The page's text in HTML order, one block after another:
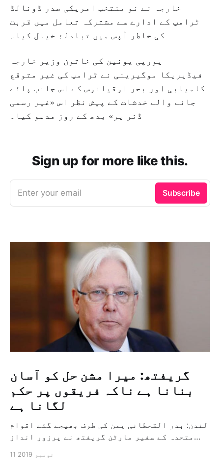
خارجہ نے نو منتخب امریکی صدر ڈونالڈ
ٹرامپ کے ادارے سے مشترکہ تعامل میں قربت
کی خاطر آپس میں تبادلۂ خیال کیا۔
یورپی یونین کی خاتون وزیر خارجہ
فیڈیریکا موگیرینی نے ٹرامپ کی غیر متوقع
کامیابی اور بحر اوقیانوس کے اس جانب پائے
جانے والے خدشات کے پیش نظر اس «غیر رسمی
ڈنر پر» بدھ کے روز مدعو کیا۔
Sign up for more like this.
Enter your email Subscribe
گریفتھ: میرا مشن حل کو آسان
بنانا ہے ناکہ فریقوں پر حکم
لگانا ہے
لندن: بدر القحطانی یمن کی طرف بھیجے گئے اقوام
متحدہ کے سفیر مارٹن گریفتھ نے پرزور انداز
ثالثی اور اس کشمکش کی حدبندی کرنے کے لئے ایک
11 نومبر 2019